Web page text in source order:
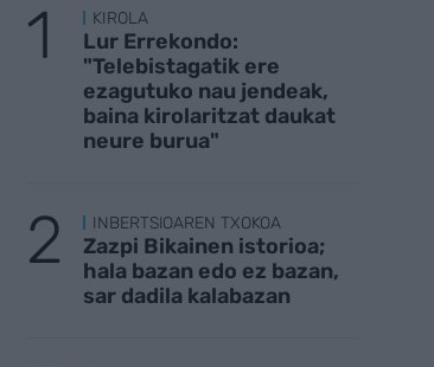
KIROLA
Lur Errekondo:
"Telebistagatik ere
ezagutuko nau jendeak,
baina kirolaritzat daukat
neure burua"
INBERTSIOAREN TXOKOA
Zazpi Bikainen istorioa;
hala bazan edo ez bazan,
sar dadila kalabazan